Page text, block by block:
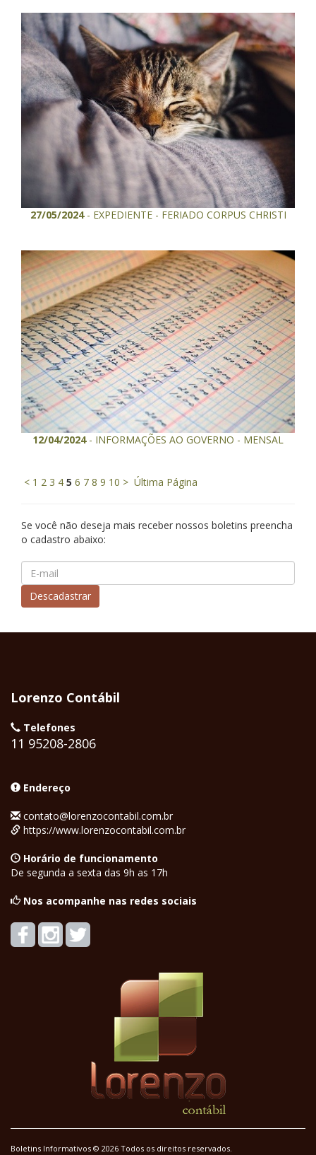
27/05/2024- EXPEDIENTE - FERIADO CORPUS CHRISTI
12/04/2024- INFORMAÇÕES AO GOVERNO - MENSAL
< 1 2 3 4 5 6 7 8 9 10 > Última Página
Se você não deseja mais receber nossos boletins preencha
o cadastro abaixo:
Lorenzo Contábil
Telefones
11 95208-2806
Endereço
contato@lorenzocontabil.com.br
https://www.lorenzocontabil.com.br
Horário de funcionamento
De segunda a sexta das 9h as 17h
Nos acompanhe nas redes sociais
Boletins Informativos © 2026 Todos os direitos reservados.